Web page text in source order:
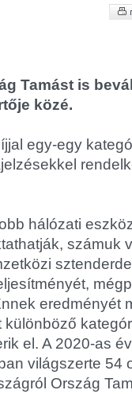
Tamást is
közé.
egy-egy
hálózati
számuk
eredményét
el. A 2020-as
világszerte 54
Ország